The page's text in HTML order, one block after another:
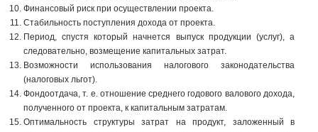
Финансовый риск при осуществлении проекта.
Стабильность поступления дохода от проекта.
Период, спустя который начнется выпуск продукции (услуг), а
следовательно, возмещение капитальных затрат.
Возможности использования налогового законодательства
(налоговых льгот).
Фондоотдача, т. е. отношение среднего годового валового дохода,
полученного от проекта, к капитальным затратам.
Оптимальность структуры затрат на продукт, заложенный в